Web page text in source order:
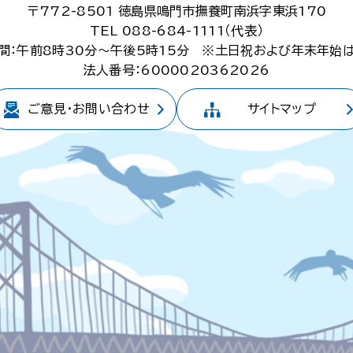
〒772-8501
徳島県鳴門市撫養町南浜字東浜170
TEL 088-684-1111（代表）
：午前8時30分～午後5時15分
※土日祝および年末年始
法人番号：6000020362026
ご意見・お問い合わせ サイトマップ